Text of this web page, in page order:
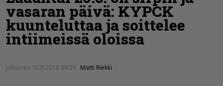
vasaran päivä: KYPCK
kuunteluttaa ja soittelee
intiimeissä oloissa
Julkaistu: 16.8.2016 09:59 Matti Riekki